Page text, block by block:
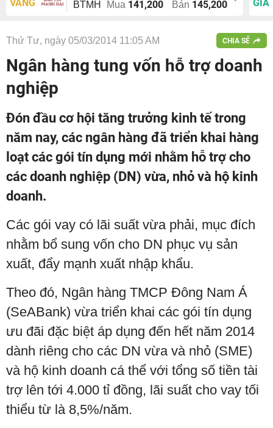
VÀNG
BTMH Mua 141,200 Bán 145,200
GIÁ
Thứ Tư, ngày 05/03/2014 11:05 AM CHIA SẺ
Ngân hàng tung vốn hỗ trợ doanh
nghiệp
Đón đầu cơ hội tăng trưởng kinh tế trong
năm nay, các ngân hàng đã triển khai hàng
loạt các gói tín dụng mới nhằm hỗ trợ cho
các doanh nghiệp (DN) vừa, nhỏ và hộ kinh
doanh.
Các gói vay có lãi suất vừa phải, mục đích
nhằm bổ sung vốn cho DN phục vụ sản
xuất, đẩy mạnh xuất nhập khẩu.
Theo đó, Ngân hàng TMCP Đông Nam Á
(SeABank) vừa triển khai các gói tín dụng
ưu đãi đặc biệt áp dụng đến hết năm 2014
dành riêng cho các DN vừa và nhỏ (SME)
và hộ kinh doanh cá thể với tổng số tiền tài
trợ lên tới 4.000 tỉ đồng, lãi suất cho vay tối
thiểu từ là 8,5%/năm.